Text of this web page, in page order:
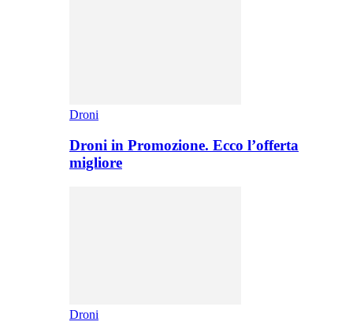
Droni
Droni in Promozione. Ecco l’offerta
migliore
Droni